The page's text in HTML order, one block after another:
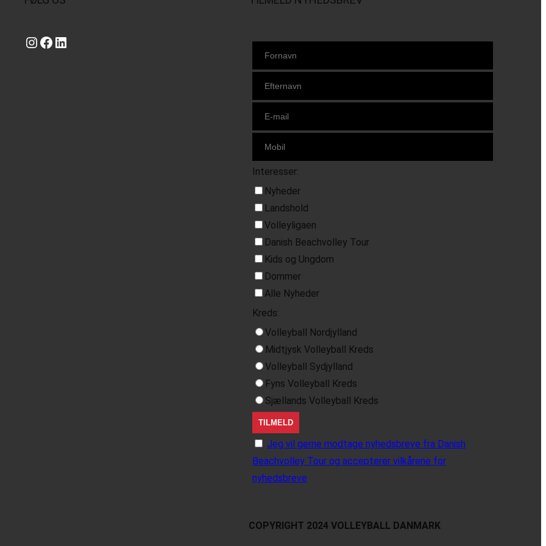
Instagram https://www.facebook.com/danishbeachvolleytour LinkedIn
Interesser:
Nyheder
Landshold
Volleyligaen
Danish Beachvolley Tour
Kids og Ungdom
Dommer
Alle Nyheder
Kreds:
Volleyball Nordjylland
Midtjysk Volleyball Kreds
Volleyball Sydjylland
Fyns Volleyball Kreds
Sjællands Volleyball Kreds
Jeg vil gerne modtage nyhedsbreve fra Danish
Beachvolley Tour og accepterer vilkårene for
nyhedsbreve
COPYRIGHT 2024 VOLLEYBALL DANMARK